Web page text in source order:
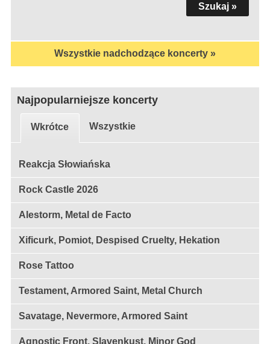
Wszystkie nadchodzące koncerty »
Najpopularniejsze koncerty
Wkrótce Wszystkie
Reakcja Słowiańska
Rock Castle 2026
Alestorm, Metal de Facto
Xificurk, Pomiot, Despised Cruelty, Hekation
Rose Tattoo
Testament, Armored Saint, Metal Church
Savatage, Nevermore, Armored Saint
Agnostic Front, Slavenkust, Minor God